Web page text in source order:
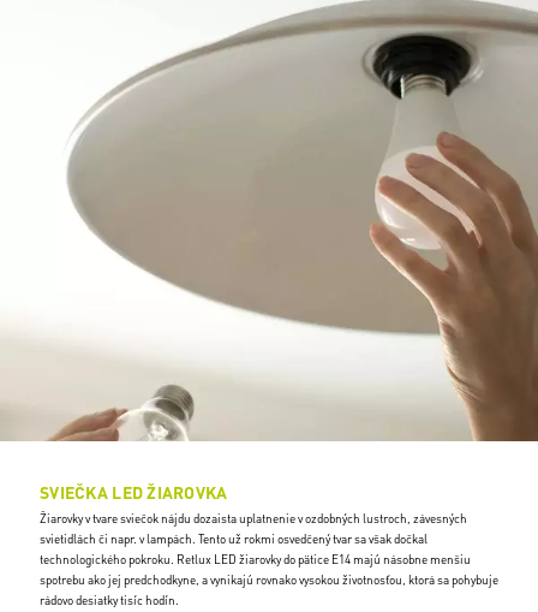
SVIEČKA LED ŽIAROVKA
Žiarovky v tvare sviečok nájdu dozaista uplatnenie v ozdobných lustroch, závesných
svietidlách či napr. v lampách. Tento už rokmi osvedčený tvar sa však dočkal
technologického pokroku. Retlux LED žiarovky do pätice E14 majú násobne menšiu
spotrebu ako jej predchodkyne, a vynikajú rovnako vysokou životnosťou, ktorá sa pohybuje
rádovo desiatky tisíc hodín.